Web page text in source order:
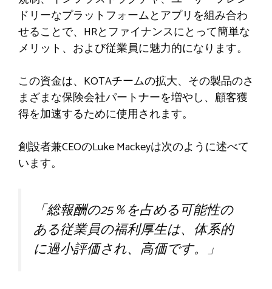
ドリーなプラットフォームとアプリを組み合わ
せることで、HRとファイナンスにとって簡単な
メリット、および従業員に魅力的になります。
この資金は、KOTAチームの拡大、その製品のさ
まざまな保険会社パートナーを増やし、顧客獲
得を加速するために使用されます。
創設者兼CEOのLuke Mackeyは次のように述べて
います。
「総報酬の25％を占める可能性の
ある従業員の福利厚生は、体系的
に過小評価され、高価です。」